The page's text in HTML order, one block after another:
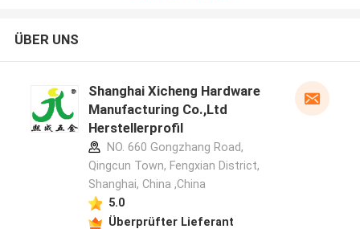
ÜBER UNS
Shanghai Xicheng Hardware
Manufacturing Co.,Ltd
Herstellerprofil
NO. 660 Gongzhang Road,
Qingcun Town, Fengxian District,
Shanghai, China ,China
5.0
Überprüfter Lieferant